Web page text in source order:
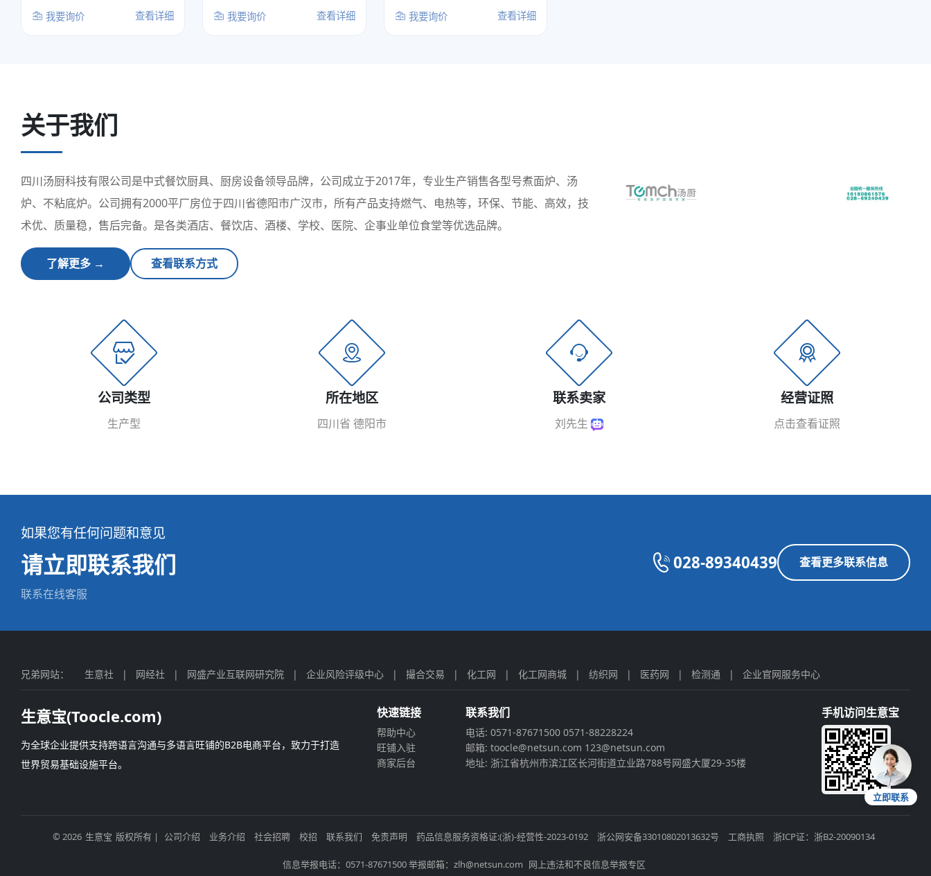
我要询价 查看详细 我要询价 查看详细 我要询价 查看详细
关于我们
四川汤厨科技有限公司是中式餐饮厨具、厨房设备领导品牌，公司成立于2017年，专业生产销售各型号煮面炉、汤
炉、不粘底炉。公司拥有2000平厂房位于四川省德阳市广汉市，所有产品支持燃气、电热等，环保、节能、高效，技
术优、质量稳，售后完备。是各类酒店、餐饮店、酒楼、学校、医院、企事业单位食堂等优选品牌。
了解更多 → 查看联系方式
公司类型
生产型
所在地区
四川省 德阳市
联系卖家
刘先生
经营证照
点击查看证照
如果您有任何问题和意见
请立即联系我们
联系在线客服
028-89340439 查看更多联系信息
立即联系
兄弟网站： 生意社 | 网经社 | 网盛产业互联网研究院 | 企业风险评级中心 | 撮合交易 | 化工网 | 化工网商城 | 纺织网 | 医药网 | 检测通 | 企业官网服务中心
生意宝(Toocle.com)
为全球企业提供支持跨语言沟通与多语言旺铺的B2B电商平台，致力于打造
世界贸易基础设施平台。
快速链接
帮助中心
旺铺入驻
商家后台
联系我们
电话: 0571-87671500 0571-88228224
邮箱: toocle@netsun.com 123@netsun.com
地址: 浙江省杭州市滨江区长河街道立业路788号网盛大厦29-35楼
手机访问生意宝
© 2026 生意宝 版权所有 | 公司介绍 业务介绍 社会招聘 校招 联系我们 免责声明 药品信息服务资格证:(浙)-经营性-2023-0192 浙公网安备33010802013632号 工商执照 浙ICP证：浙B2-20090134
信息举报电话：0571-87671500 举报邮箱：zlh@netsun.com 网上违法和不良信息举报专区